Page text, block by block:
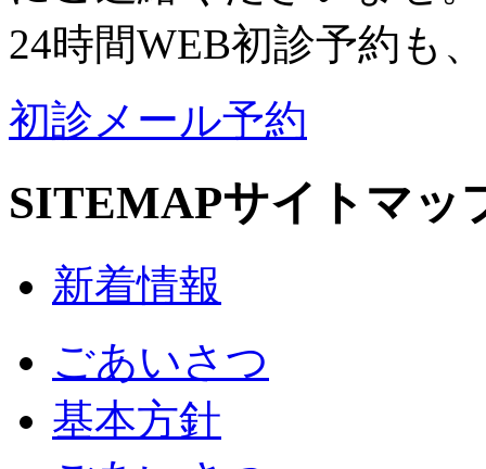
24時間WEB初診予約も
初診メール予約
SITEMAPサイトマッ
新着情報
ごあいさつ
基本方針